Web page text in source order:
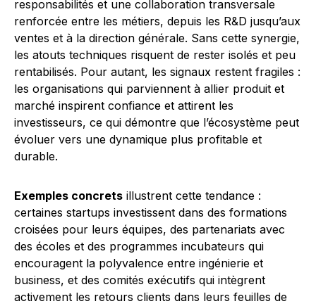
responsabilités et une collaboration transversale
renforcée entre les métiers, depuis les R&D jusqu’aux
ventes et à la direction générale. Sans cette synergie,
les atouts techniques risquent de rester isolés et peu
rentabilisés. Pour autant, les signaux restent fragiles :
les organisations qui parviennent à allier produit et
marché inspirent confiance et attirent les
investisseurs, ce qui démontre que l’écosystème peut
évoluer vers une dynamique plus profitable et
durable.
Exemples concrets illustrent cette tendance :
certaines startups investissent dans des formations
croisées pour leurs équipes, des partenariats avec
des écoles et des programmes incubateurs qui
encouragent la polyvalence entre ingénierie et
business, et des comités exécutifs qui intègrent
activement les retours clients dans leurs feuilles de